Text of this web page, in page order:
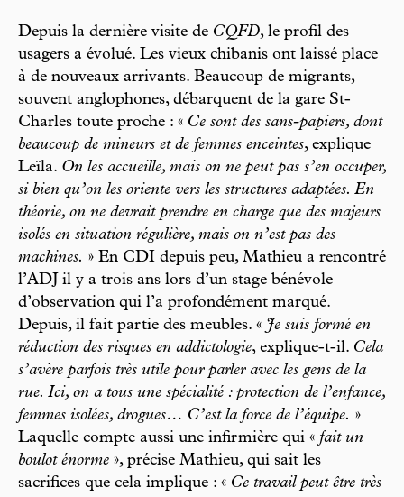
Depuis la dernière visite de CQFD, le profil des
usagers a évolué. Les vieux chibanis ont laissé place
à de nouveaux arrivants. Beaucoup de migrants,
souvent anglophones, débarquent de la gare St-
Charles toute proche : « Ce sont des sans-papiers, dont
beaucoup de mineurs et de femmes enceintes, explique
Leïla. On les accueille, mais on ne peut pas s’en occuper,
si bien qu’on les oriente vers les structures adaptées. En
théorie, on ne devrait prendre en charge que des majeurs
isolés en situation régulière, mais on n’est pas des
machines. » En CDI depuis peu, Mathieu a rencontré
l’ADJ il y a trois ans lors d’un stage bénévole
d’observation qui l’a profondément marqué.
Depuis, il fait partie des meubles. « Je suis formé en
réduction des risques en addictologie, explique-t-il. Cela
s’avère parfois très utile pour parler avec les gens de la
rue. Ici, on a tous une spécialité : protection de l’enfance,
femmes isolées, drogues… C’est la force de l’équipe. »
Laquelle compte aussi une infirmière qui « fait un
boulot énorme », précise Mathieu, qui sait les
sacrifices que cela implique : « Ce travail peut être très